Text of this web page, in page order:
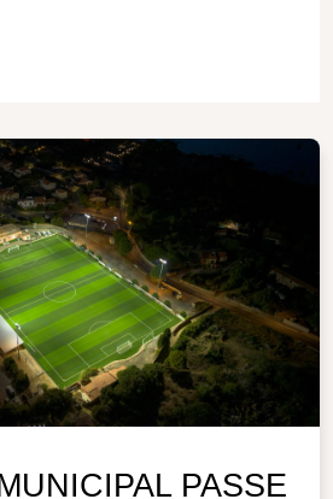
PASSE